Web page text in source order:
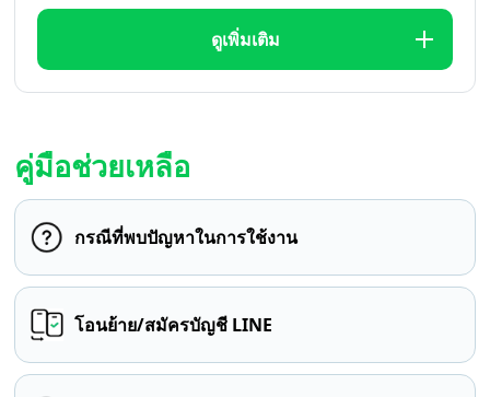
ดูเพิ่มเติม
คู่มือช่วยเหลือ
กรณีที่พบปัญหาในการใช้งาน
โอนย้าย/สมัครบัญชี LINE